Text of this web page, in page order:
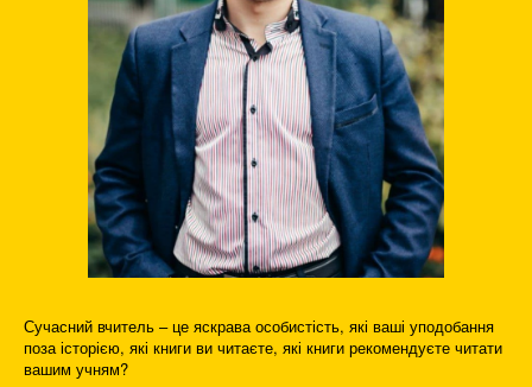
Сучасний вчитель – це яскрава особистість, які ваші уподобання
поза історією, які книги ви читаєте, які книги рекомендуєте читати
вашим учням?